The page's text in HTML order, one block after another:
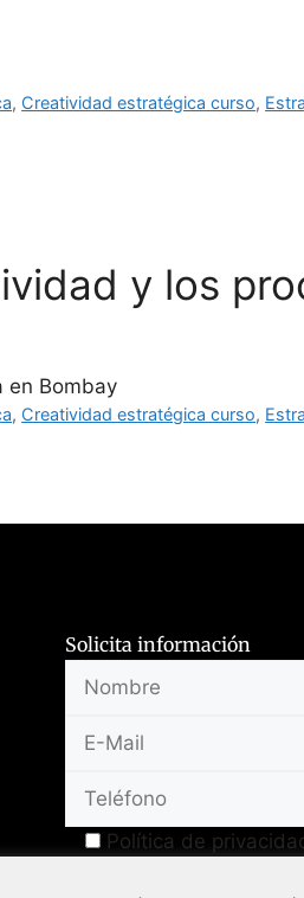
, Creatividad estratégica curso,
y los
en Bombay
, Creatividad estratégica curso,
Solicita información
Política de